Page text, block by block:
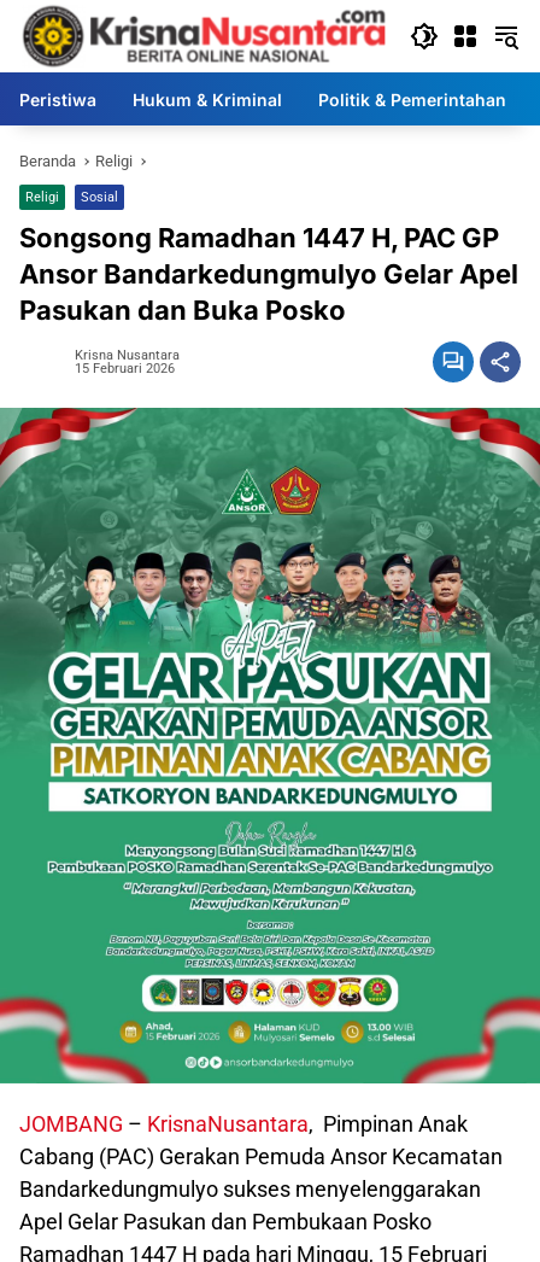
Langsung
konten
Peristiwa Hukum & Kriminal Politik & Pemerintahan
Beranda Religi
Religi Sosial
Songsong Ramadhan 1447 H, PAC GP
Ansor Bandarkedungmulyo Gelar Apel
Pasukan dan Buka Posko
Krisna Nusantara
15 Februari 2026
JOMBANG – KrisnaNusantara, Pimpinan Anak
Cabang (PAC) Gerakan Pemuda Ansor Kecamatan
Bandarkedungmulyo sukses menyelenggarakan
Apel Gelar Pasukan dan Pembukaan Posko
Ramadhan 1447 H pada hari Minggu, 15 Februari